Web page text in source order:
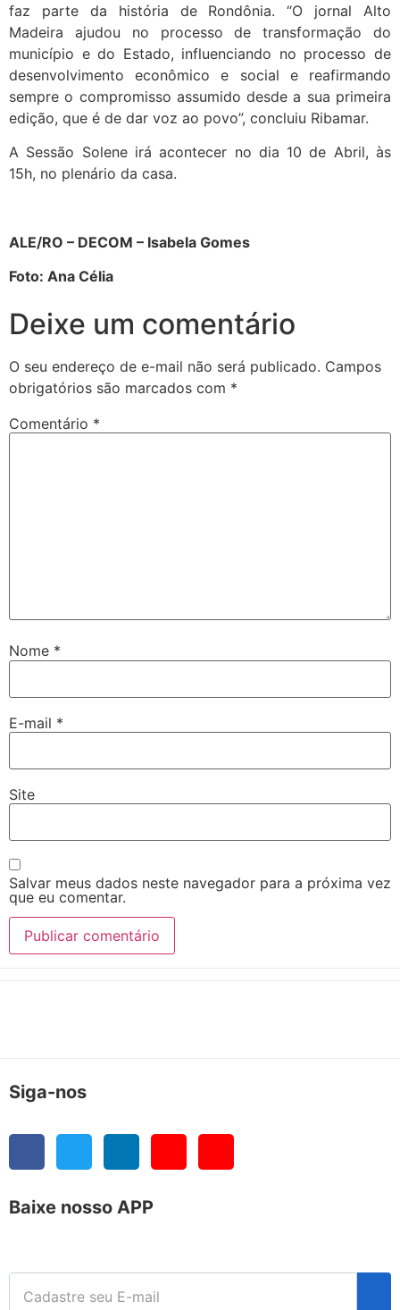
faz parte da história de Rondônia. “O jornal Alto
Madeira ajudou no processo de transformação do
município e do Estado, influenciando no processo de
desenvolvimento econômico e social e reafirmando
sempre o compromisso assumido desde a sua primeira
edição, que é de dar voz ao povo”, concluiu Ribamar.
A Sessão Solene irá acontecer no dia 10 de Abril, às
15h, no plenário da casa.
ALE/RO – DECOM – Isabela Gomes
Foto: Ana Célia
Deixe um comentário
O seu endereço de e-mail não será publicado. Campos
obrigatórios são marcados com *
Comentário *
Nome *
E-mail *
Site
Salvar meus dados neste navegador para a próxima vez
que eu comentar.
Siga-nos
Baixe nosso APP